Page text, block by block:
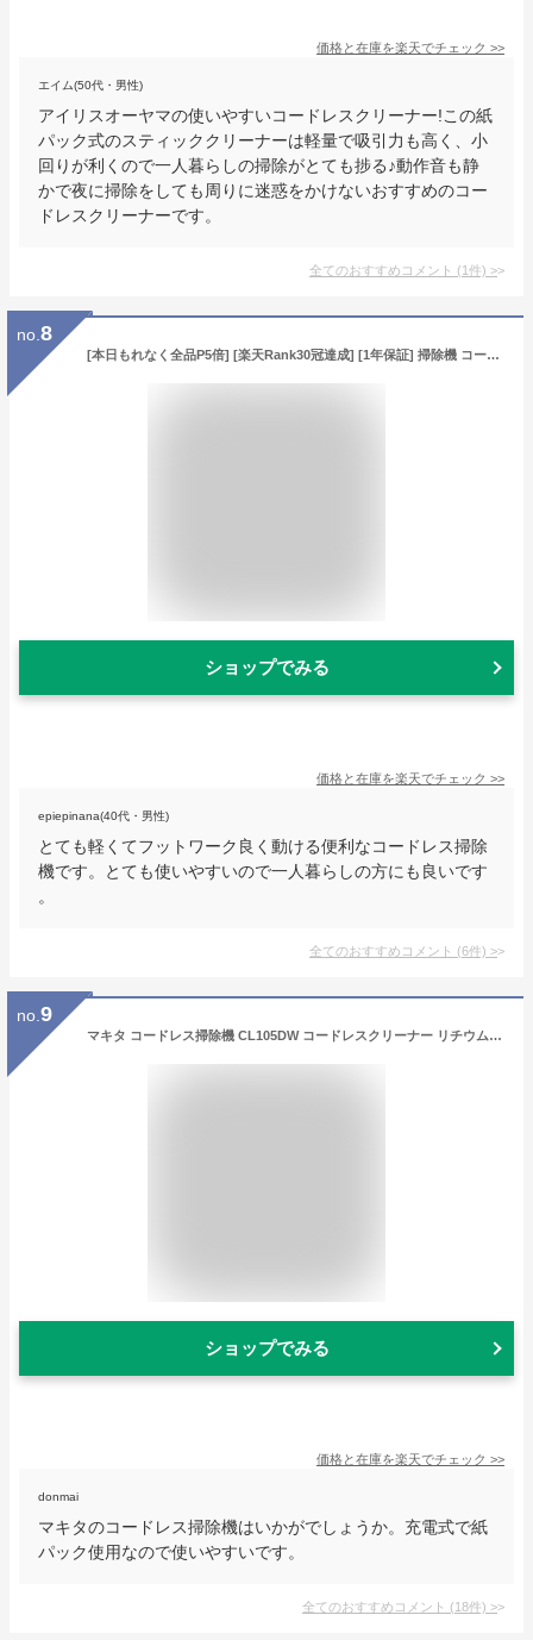
価格と在庫を楽天でチェック >>
エイム(50代・男性)
アイリスオーヤマの使いやすいコードレスクリーナー!この紙
パック式のスティッククリーナーは軽量で吸引力も高く、小
回りが利くので一人暮らしの掃除がとても捗る♪動作音も静
かで夜に掃除をしても周りに迷惑をかけないおすすめのコー
ドレスクリーナーです。
全てのおすすめコメント (1件) >
no. 8
[本日もれなく全品P5倍] [楽天Rank30冠達成] [1年保証] 掃除機 コードレス コードレス掃除機 スティック型 15000pa サイクロン式 小型 コンパクト 軽量 ハンディクリーナー スティッククリーナー コードレスクリーナー 充電式 韓国インテリア
ショップでみる
価格と在庫を楽天でチェック >>
epiepinana(40代・男性)
とても軽くてフットワーク良く動ける便利なコードレス掃除
機です。とても使いやすいので一人暮らしの方にも良いです
。
全てのおすすめコメント (6件) >
no. 9
マキタ コードレス掃除機 CL105DW コードレスクリーナー リチウムイオン 充電式クリーナー 充電式 ハンディ掃除機 紙パック10枚付属 沖縄・離島配送不可
ショップでみる
価格と在庫を楽天でチェック >>
donmai
マキタのコードレス掃除機はいかがでしょうか。充電式で紙
パック使用なので使いやすいです。
全てのおすすめコメント (18件) >